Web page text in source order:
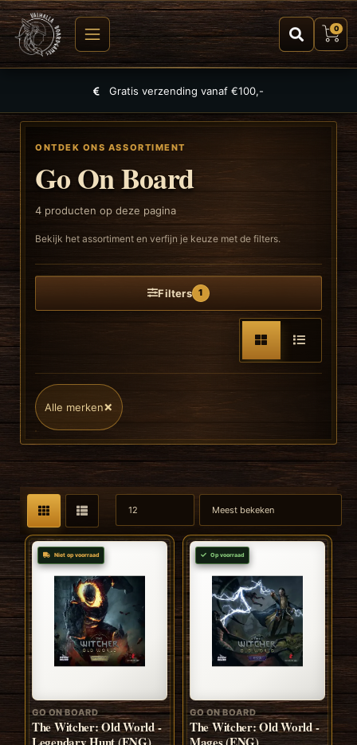
0
Gratis verzending vanaf €100,-
ONTDEK ONS ASSORTIMENT
Go On Board
4 producten op deze pagina
Bekijk het assortiment en verfijn je keuze met de filters.
Filters 1
Alle merken×
Niet op voorraad
GO ON BOARD
The Witcher: Old World -
Legendary Hunt (ENG)
Op voorraad
GO ON BOARD
The Witcher: Old World -
Mages (ENG)